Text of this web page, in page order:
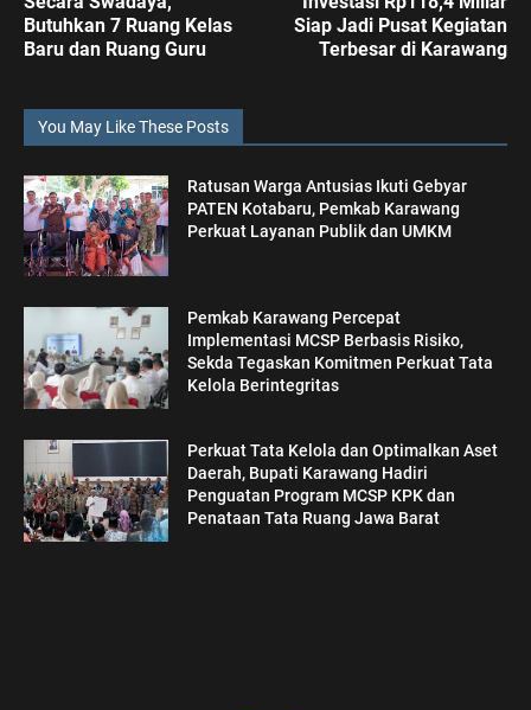
Butuhkan 7 Ruang Kelas
Baru dan Ruang Guru
Siap Jadi Pusat Kegiatan
Terbesar di Karawang
You May Like These Posts
Ratusan Warga Antusias Ikuti Gebyar
PATEN Kotabaru, Pemkab Karawang
Perkuat Layanan Publik dan UMKM
Pemkab Karawang Percepat
Implementasi MCSP Berbasis Risiko,
Sekda Tegaskan Komitmen Perkuat Tata
Kelola Berintegritas
Perkuat Tata Kelola dan Optimalkan Aset
Daerah, Bupati Karawang Hadiri
Penguatan Program MCSP KPK dan
Penataan Tata Ruang Jawa Barat